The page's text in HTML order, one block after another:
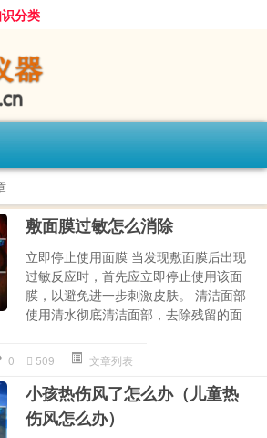
分类
敷面膜过敏怎么消除
立即停止使用面膜 当发现敷面膜后出现
过敏反应时，首先应立即停止使用该面
膜，以避免进一步刺激皮肤。 清洁面部
使用清水彻底清洁面部，去除残留的面
0 509 文章列表
小孩热伤风了怎么办（儿童热
伤风怎么办）